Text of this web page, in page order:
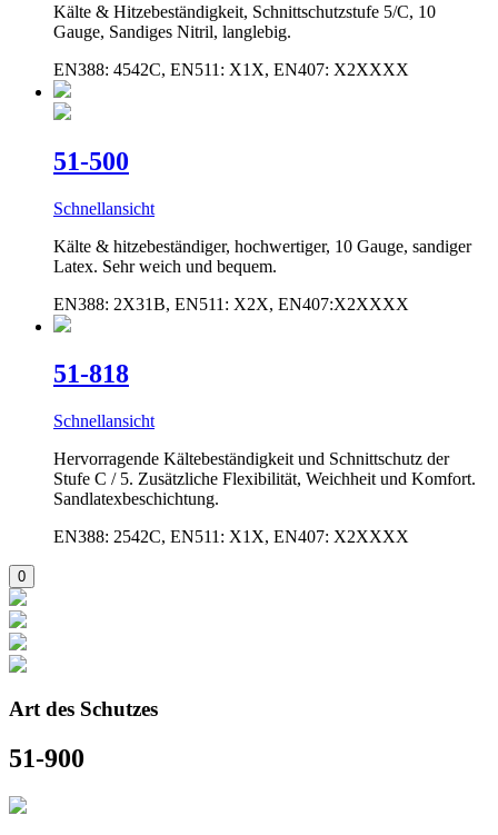
Kälte & Hitzebeständigkeit, Schnittschutzstufe 5/C, 10
Gauge, Sandiges Nitril, langlebig.
EN388: 4542C, EN511: X1X, EN407: X2XXXX
51-500
Schnellansicht
Kälte & hitzebeständiger, hochwertiger, 10 Gauge, sandiger
Latex. Sehr weich und bequem.
EN388: 2X31B, EN511: X2X, EN407:X2XXXX
51-818
Schnellansicht
Hervorragende Kältebeständigkeit und Schnittschutz der
Stufe C / 5. Zusätzliche Flexibilität, Weichheit und Komfort.
Sandlatexbeschichtung.
EN388: 2542C, EN511: X1X, EN407: X2XXXX
Art des Schutzes
51-900